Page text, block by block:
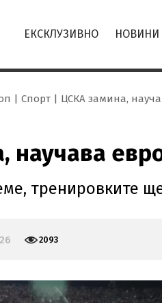
ЕКСКЛУЗИВНО НОВИНИ
Спорт ЦСКА замина,
научава
тренировките
2093